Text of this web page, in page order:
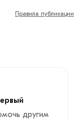
другим
Правила публикации